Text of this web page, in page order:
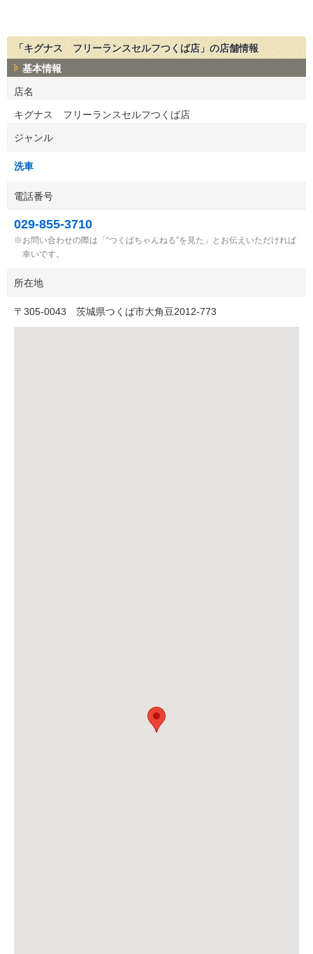
「キグナス フリーランスセルフつくば店」の店舗情報
基本情報
店名
キグナス フリーランスセルフつくば店
ジャンル
洗車
電話番号
029-855-3710
お問い合わせの際は「“つくばちゃんねる”を見た」とお伝えいただければ
幸いです。
所在地
〒 305-0043 茨城県つくば市大角豆2012-773